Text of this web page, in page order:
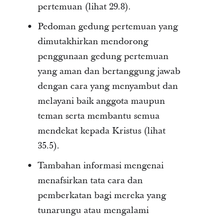
pertemuan (lihat 29.8).
Pedoman gedung pertemuan yang
dimutakhirkan mendorong
penggunaan gedung pertemuan
yang aman dan bertanggung jawab
dengan cara yang menyambut dan
melayani baik anggota maupun
teman serta membantu semua
mendekat kepada Kristus (lihat
35.5).
Tambahan informasi mengenai
menafsirkan tata cara dan
pemberkatan bagi mereka yang
tunarungu atau mengalami